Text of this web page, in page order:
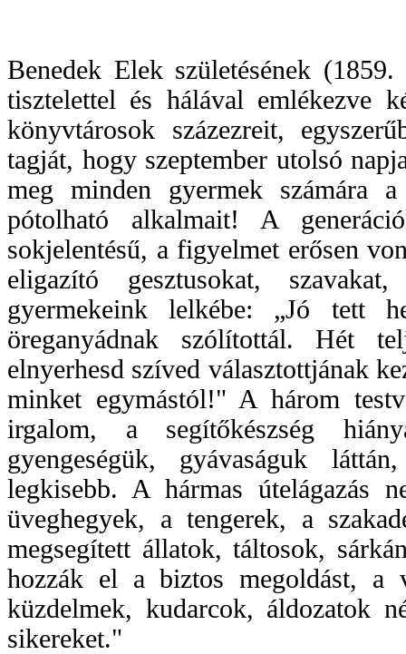
Benedek Elek születésének
tisztelettel és hálával emlékezve
könyvtárosok százezreit,
tagját, hogy szeptember utolsó
meg minden gyermek számára a
pótolható alkalmait! A
sokjelentésű, a figyelmet erősen
eligazító gesztusokat,
gyermekeink lelkébe: „Jó tett
öreganyádnak szólítottál. Hét
elnyerhesd szíved választottjának
minket egymástól!" A három
irgalom, a segítőkészség
gyengeségük, gyávaságuk
legkisebb. A hármas útelágazás
üveghegyek, a tengerek, a
megsegített állatok, táltosok,
hozzák el a biztos megoldást, a
küzdelmek, kudarcok, áldozatok
sikereket."